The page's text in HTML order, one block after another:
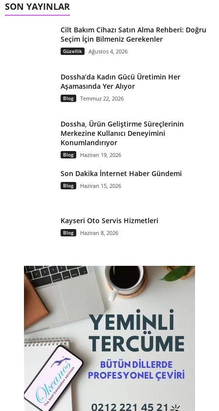
SON YAYINLAR
Cilt Bakım Cihazı Satın Alma Rehberi: Doğru
Seçim İçin Bilmeniz Gerekenler
Güzellik Ağustos 4, 2026
Dossha’da Kadın Gücü Üretimin Her
Aşamasında Yer Alıyor
Blog Temmuz 22, 2026
Dossha, Ürün Geliştirme Süreçlerinin
Merkezine Kullanıcı Deneyimini
Konumlandırıyor
Blog Haziran 19, 2026
Son Dakika İnternet Haber Gündemi
Blog Haziran 15, 2026
Kayseri Oto Servis Hizmetleri
Blog Haziran 8, 2026